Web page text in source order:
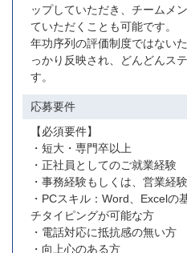
ップしていただき、チームメ
ていただくことも可能です。
年功序列の評価制度ではない
っかり反映され、どんどんス
す。
応募要件
【必須要件】
・短大・専門卒以上
・正社員としてのご就業経験
・事務経験もしくは、営業経
・PCスキル：Word、Excelの
チタイピングが可能な方
・電話対応に抵抗感の無い方
・向上心のある方